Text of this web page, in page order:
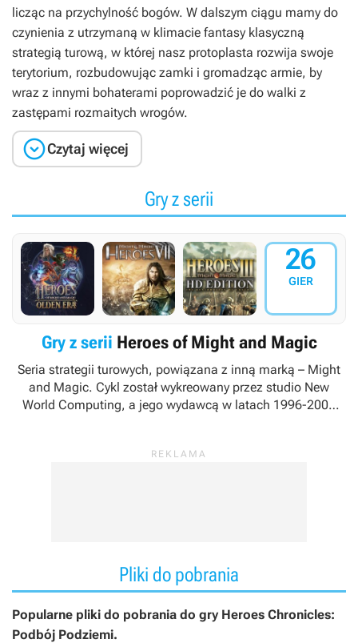
licząc na przychylność bogów. W dalszym ciągu mamy do
czynienia z utrzymaną w klimacie fantasy klasyczną
strategią turową, w której nasz protoplasta rozwija swoje
terytorium, rozbudowując zamki i gromadząc armie, by
wraz z innymi bohaterami poprowadzić je do walki z
zastępami rozmaitych wrogów.
Czytaj więcej
Gry z serii
26
GIER
Gry z serii Heroes of Might and Magic
Seria strategii turowych, powiązana z inną marką – Might
and Magic. Cykl został wykreowany przez studio New
World Computing, a jego wydawcą w latach 1996-2003
między innymi przez takie studia deweloperskie, jak Nival
Pliki do pobrania
Popularne pliki do pobrania do gry Heroes Chronicles:
Podbój Podziemi.